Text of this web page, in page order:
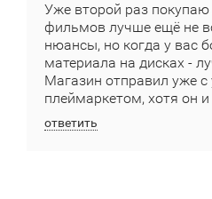
Уже второй раз
фильмов лучше ещё не
нюансы, но когда у вас
материала на дисках -
Магазин отправил уже
плеймаркетом, хотя он
ответить